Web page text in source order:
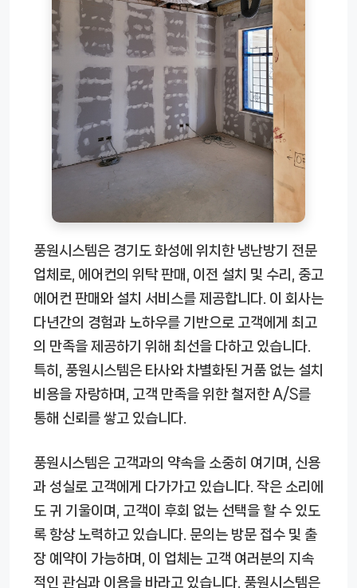
풍원시스템은 경기도 화성에 위치한 냉난방기 전문
업체로, 에어컨의 위탁 판매, 이전 설치 및 수리, 중고
에어컨 판매와 설치 서비스를 제공합니다. 이 회사는
다년간의 경험과 노하우를 기반으로 고객에게 최고
의 만족을 제공하기 위해 최선을 다하고 있습니다.
특히, 풍원시스템은 타사와 차별화된 거품 없는 설치
비용을 자랑하며, 고객 만족을 위한 철저한 A/S를
통해 신뢰를 쌓고 있습니다.
풍원시스템은 고객과의 약속을 소중히 여기며, 신용
과 성실로 고객에게 다가가고 있습니다. 작은 소리에
도 귀 기울이며, 고객이 후회 없는 선택을 할 수 있도
록 항상 노력하고 있습니다. 문의는 방문 접수 및 출
장 예약이 가능하며, 이 업체는 고객 여러분의 지속
적인 관심과 이용을 바라고 있습니다. 풍원시스템은